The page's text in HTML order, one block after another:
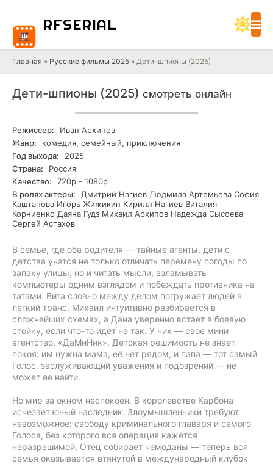
RFSERIAL
Главная » Русские фильмы 2025 » Дети-шпионы (2025)
Дети-шпионы (2025) смотреть онлайн
Режиссер:
Иван Архипов
Жанр:
комедия, семейный, приключения
Год выхода:
2025
Страна:
Россия
Качество:
720р - 1080р
В ролях актеры:
Дмитрий Нагиев Людмила Артемьева София
Каштанова Игорь Жижикин Кирилл Нагиев Виталия
Корниенко Даяна Гудз Михаил Архипов Надежда Сысоева
Сергей Астахов
В семье, где оба родителя — тайные агенты, дети с
детства учатся не только отличать перемену погоды по
запаху улицы, но и читать мысли, взламывать
компьютеры одним взглядом и побеждать противника на
татами. Вита словно между делом погружает людей в
легкий транс, Михаил интуитивно разбирается в
сложнейших схемах, а Дана уверенно встает в боевую
стойку, если что-то идёт не так. У них — свое мини
агентство, «ДаМиНик». Детская решимость не знает
покоя: им нужна мама, её нет рядом, и папа — тот самый
Голос, заслуживающий уважения и подозрений — не
может ее найти.
Но мир за окном неспокоен. В королевстве Карбона
исчезает юный наследник. Злоумышленники требуют
невозможное: свободу криминального главаря и самого
Голоса, без которого вся операция кажется
неразрешимой. Отец собирает чемоданы — теперь вся
семья оказывается втянутой в международный клубок